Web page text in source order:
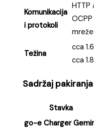
Komunikacija
i protokoli
HTTP
mreže
Težina
cca
cca
Sadržaj pakiranja
Stavka
go-e Charger